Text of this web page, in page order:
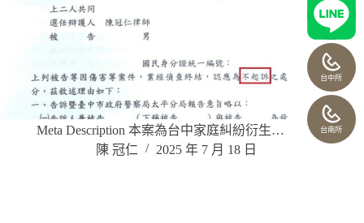
Meta Description 本案為台中家庭糾紛衍生…
陳 冠仁
2025 年 7 月 18 日
台中所
台南所